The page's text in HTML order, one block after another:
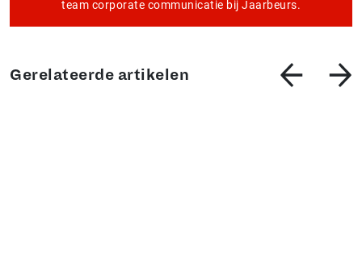
team corporate communicatie bij Jaarbeurs.
Gerelateerde artikelen